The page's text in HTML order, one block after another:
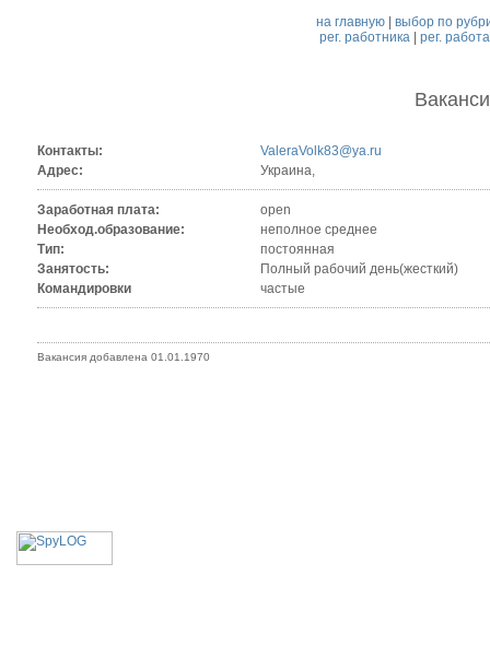
на главную |выбор по
рег. работника| рег.
Контакты:
ValeraVolk83@ya.ru
Адрес:
Украина,
Заработная плата:
open
Необход.образование:
неполное среднее
Тип:
постоянная
Занятость:
Полный рабочий день(жесткий)
Командировки
частые
Вакансия добавлена 01.01.1970